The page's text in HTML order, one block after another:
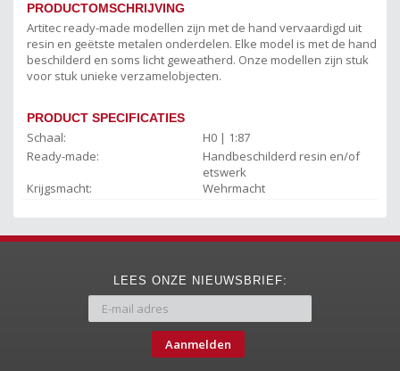
PRODUCTOMSCHRIJVING
Artitec ready-made modellen zijn met de hand vervaardigd uit
resin en geëtste metalen onderdelen. Elke model is met de hand
beschilderd en soms licht geweatherd. Onze modellen zijn stuk
voor stuk unieke verzamelobjecten.
PRODUCT SPECIFICATIES
Schaal:
H0 | 1:87
Ready-made:
Handbeschilderd resin en/of
etswerk
Krijgsmacht:
Wehrmacht
LEES ONZE NIEUWSBRIEF:
Aanmelden